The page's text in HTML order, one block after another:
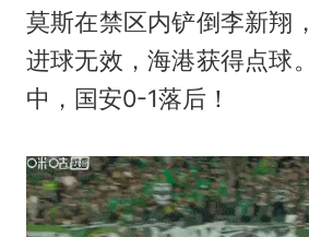
莫斯在禁区内铲倒李新翔
进球无效，海港获得点球
中，国安0-1落后！